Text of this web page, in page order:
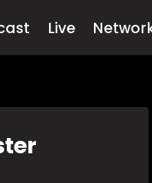
Live